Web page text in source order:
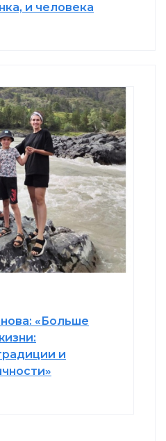
и человека
«Больше
и